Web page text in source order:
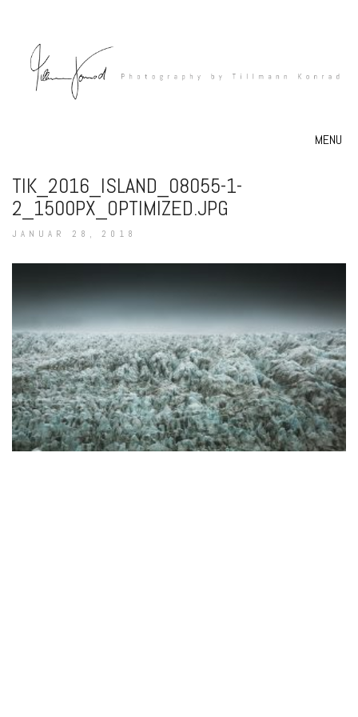
MENU
TIK_2016_ISLAND_08055-1-
2_1500PX_OPTIMIZED.JPG
JANUAR 28, 2018